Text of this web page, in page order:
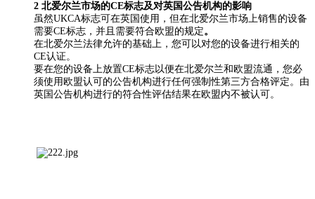
2 北爱尔兰市场的CE标志及对英国公告机构的影响
虽然UKCA标志可在英国使用，但在北爱尔兰市场上销售的设备
需要CE标志，并且需要符合欧盟的规定。
在北爱尔兰法律允许的基础上，您可以对您的设备进行相关的
CE认证。
要在您的设备上放置CE标志以便在北爱尔兰和欧盟流通，您必
须使用欧盟认可的公告机构进行任何强制性第三方合格评定。由
英国公告机构进行的符合性评估结果在欧盟内不被认可。